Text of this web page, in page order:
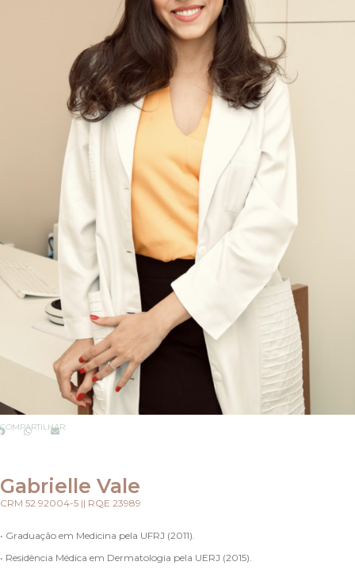
COMPARTILHAR:
Gabrielle Vale
CRM 52 92004-5 || RQE 23989
• Graduação em Medicina pela UFRJ (2011).
• Residência Médica em Dermatologia pela UERJ (2015).